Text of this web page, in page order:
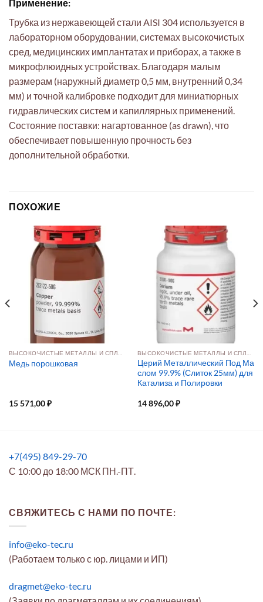
Применение:
Трубка из нержавеющей стали AISI 304 используется в
лабораторном оборудовании, системах высокочистых
сред, медицинских имплантатах и приборах, а также в
микрофлюидных устройствах. Благодаря малым
размерам (наружный диаметр 0,5 мм, внутренний 0,34
мм) и точной калибровке подходит для миниатюрных
гидравлических систем и капиллярных применений.
Состояние поставки: нагартованное (as drawn), что
обеспечивает повышенную прочность без
дополнительной обработки.
ПОХОЖИЕ
Медь порошковая
15 571,00₽
Церий Металлический Под Ма
слом 99.9% (Слиток 25мм) для
Катализа и Полировки
14 896,00₽
+7(495) 849-29-70
С 10:00 до 18:00 МСК ПН.-ПТ.
СВЯЖИТЕСЬ С НАМИ ПО ПОЧТЕ:
info@eko-tec.ru
(Работаем только с юр. лицами и ИП)
dragmet@eko-tec.ru